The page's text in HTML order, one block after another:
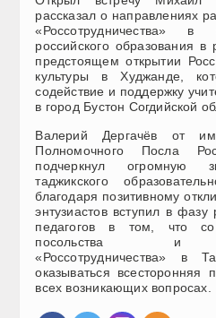
рассказал о направлениях
«Россотрудничества» в
российского образования
предстоящем открытии
культуры в Худжанде,
содействие и поддержку
в город Бустон Согдийской
Валерий Дергачёв от
Полномочного Посла
подчеркнул огромную
таджикского
благодаря позитивному
энтузиастов вступил в
педагогов в том, что со
посольства и
«Россотрудничества» в
оказываться
всех возникающих вопросах.